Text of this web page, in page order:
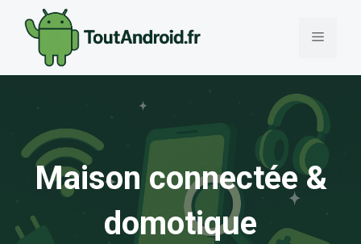
contenu
Menu
Maison connectée &
domotique